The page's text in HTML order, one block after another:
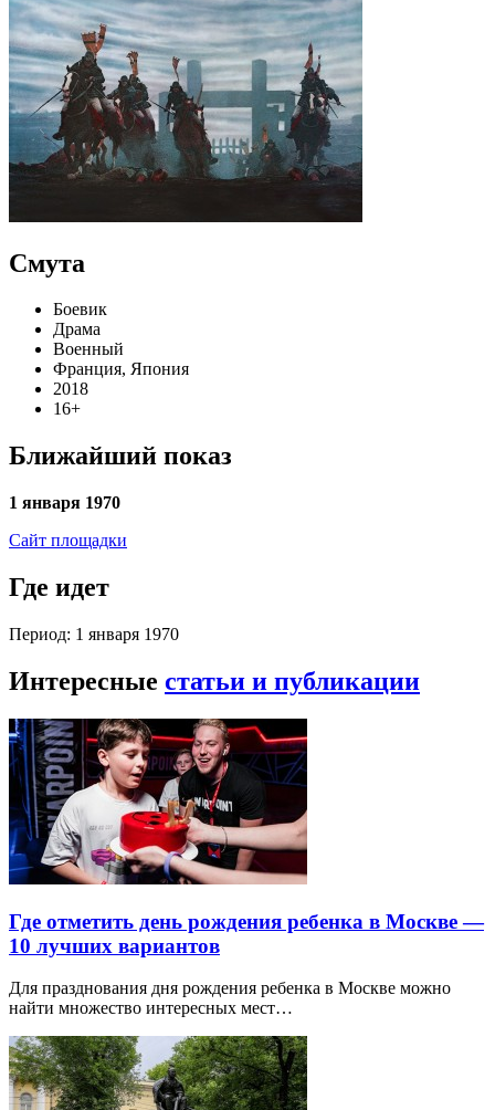
Смута
Боевик
Драма
Военный
Франция, Япония
2018
16+
Ближайший показ
1 января 1970
Сайт площадки
Где идет
Период: 1 января 1970
Интересные статьи и публикации
Где отметить день рождения ребенка в Москве —
10 лучших вариантов
Для празднования дня рождения ребенка в Москве можно
найти множество интересных мест…